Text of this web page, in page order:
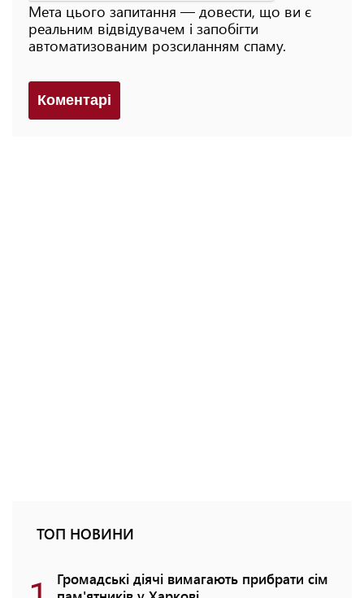
Мета цього запитання — довести, що ви є
реальним відвідувачем і запобігти
автоматизованим розсиланням спаму.
Коментарi
ТОП НОВИНИ
Громадські діячі вимагають прибрати сім